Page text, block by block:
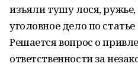
изъяли тушу лося,
уголовное дело по
Решается вопрос о
ответственности за